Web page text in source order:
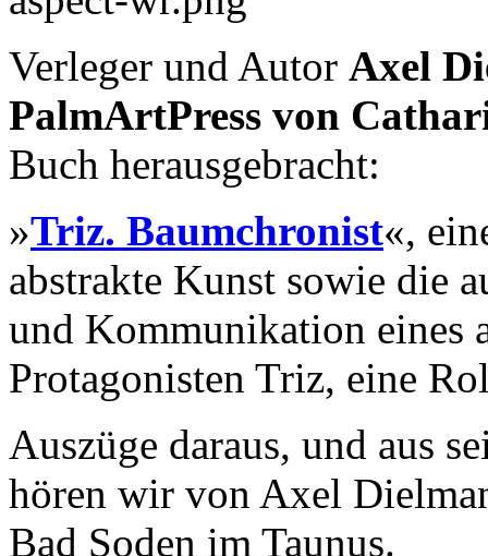
Verleger und Autor Axel
PalmArtPress von
Buch herausgebracht:
»Triz. Baumchronist«,
abstrakte Kunst sowie die
und Kommunikation eines
Protagonisten Triz, eine
Auszüge daraus, und aus
hören wir von Axel
Bad Soden im Taunus.